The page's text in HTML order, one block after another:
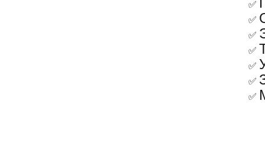
✅
✅
✅
✅
✅
✅
✅